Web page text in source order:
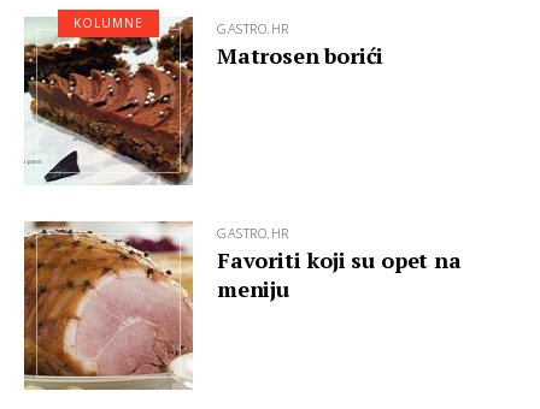
GASTRO.HR
Matrosen borići
KOLUMNE
GASTRO.HR
Favoriti koji su opet na
meniju